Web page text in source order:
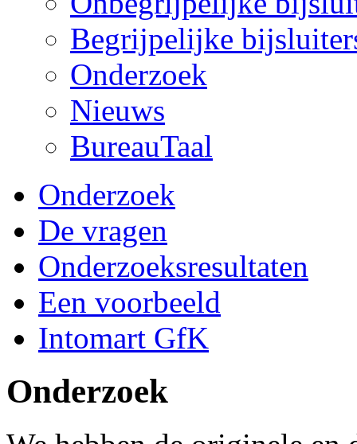
Begrijpelijke
Onderzoek
Nieuws
BureauTaal
Onderzoek
De vragen
Onderzoeksresultaten
Een voorbeeld
Intomart GfK
Onderzoek